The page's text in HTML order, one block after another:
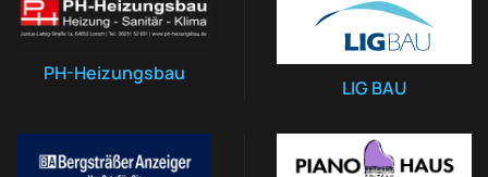
PH-Heizungsbau
LIG BAU